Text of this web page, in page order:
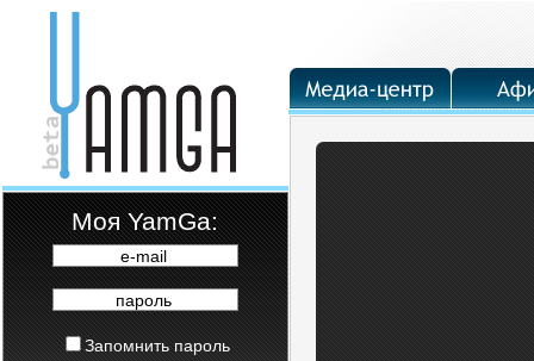
Moя YamGa:
e-mail
пароль
Запомнить пароль